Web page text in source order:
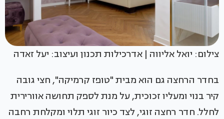
צילום: יואל אליווה | אדרכילות תכנון ועיצוב: יעל זאדה
בחדר הרחצה גם הוא מבית "טופז קרמיקה", חצי גובה
קיר בנוי ומעליו זכוכית, על מנת לספק תחושה אוורירית
לחלל. חדר רחצה זוגי, לצד כיור זוגי תלוי ומקלחת רחבה